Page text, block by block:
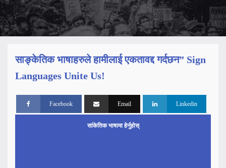
साङ्केतिक भाषाहरुले हामीलाई एकतावद्द गर्दछन” Sign
Languages Unite Us!
Facebook Email Linkedin
सांकेतिक भाषामा हेर्नुहोस्